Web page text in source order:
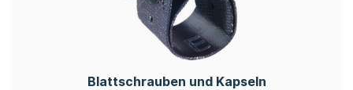
Blattschrauben und Kapseln